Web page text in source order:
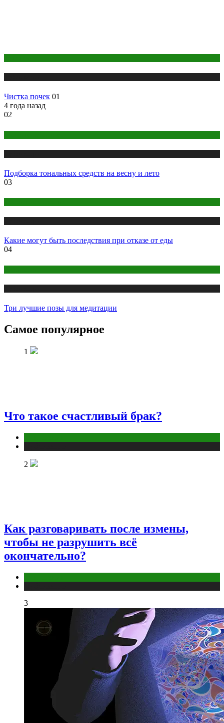
Чистка почек 01
4 года назад
02
Подборка тональных средств на весну и лето
03
Какие могут быть последствия при отказе от еды
04
Три лучшие позы для медитации
Самое популярное
1
Что такое счастливый брак?
2
Как разговаривать после измены,
чтобы не разрушить всё
окончательно?
3